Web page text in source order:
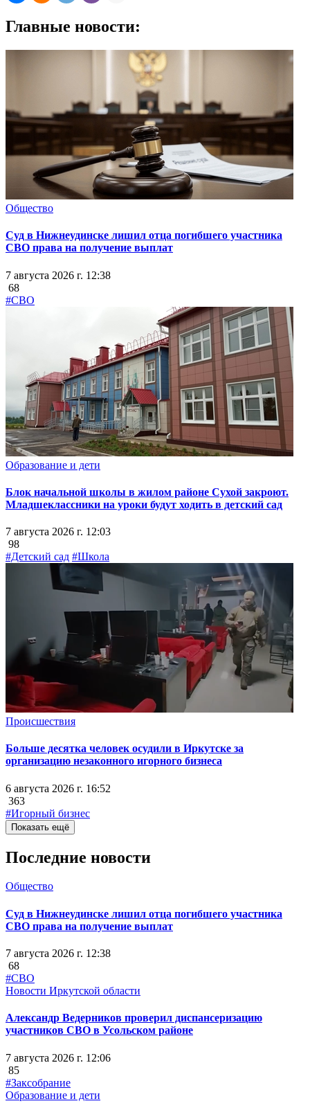
Главные новости:
Общество
Суд в Нижнеудинске лишил отца погибшего участника
СВО права на получение выплат
7 августа 2026 г. 12:38
68
#СВО
Образование и дети
Блок начальной школы в жилом районе Сухой закроют.
Младшеклассники на уроки будут ходить в детский сад
7 августа 2026 г. 12:03
98
#Детский сад #Школа
Происшествия
Больше десятка человек осудили в Иркутске за
организацию незаконного игорного бизнеса
6 августа 2026 г. 16:52
363
#Игорный бизнес
Показать ещё
Последние новости
Общество
Суд в Нижнеудинске лишил отца погибшего участника
СВО права на получение выплат
7 августа 2026 г. 12:38
68
#СВО
Новости Иркутской области
Александр Ведерников проверил диспансеризацию
участников СВО в Усольском районе
7 августа 2026 г. 12:06
85
#Заксобрание
Образование и дети